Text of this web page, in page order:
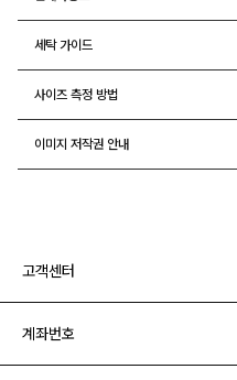
세탁 가이드
사이즈 측정 방법
이미지 저작권 안내
고객센터
계좌번호